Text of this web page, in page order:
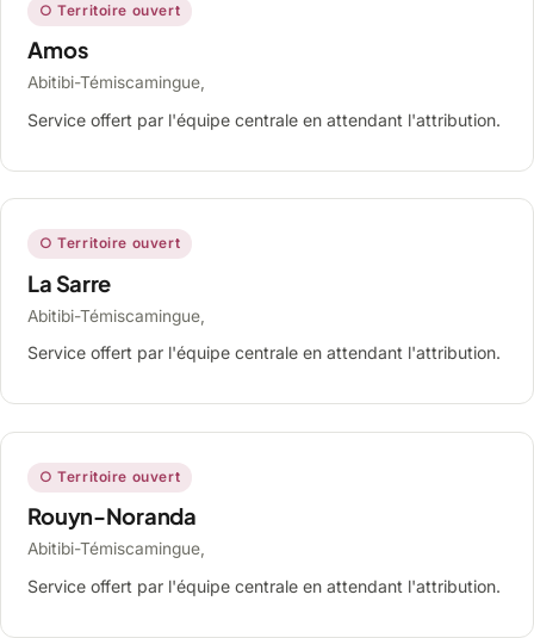
○ Territoire ouvert
Amos
Abitibi-Témiscamingue,
Service offert par l'équipe centrale en attendant l'attribution.
○ Territoire ouvert
La Sarre
Abitibi-Témiscamingue,
Service offert par l'équipe centrale en attendant l'attribution.
○ Territoire ouvert
Rouyn-Noranda
Abitibi-Témiscamingue,
Service offert par l'équipe centrale en attendant l'attribution.